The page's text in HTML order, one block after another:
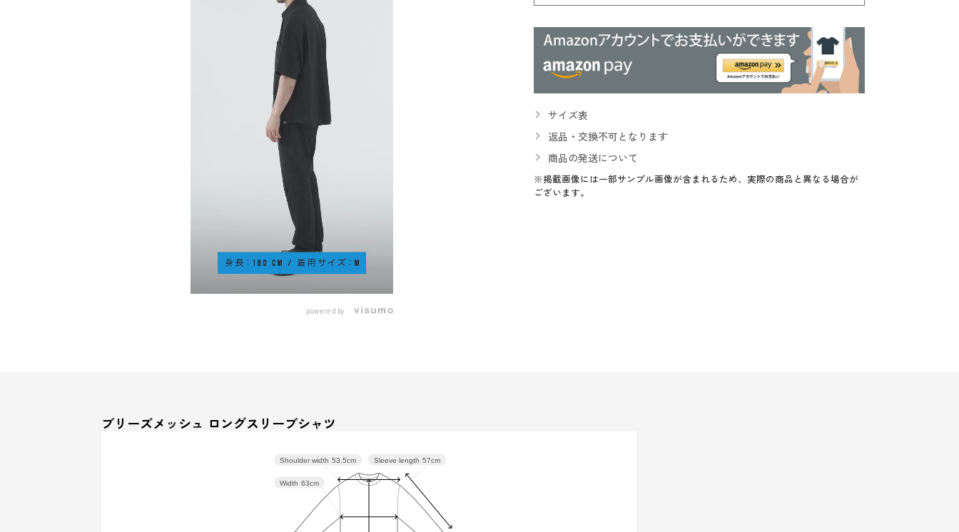
powered by
サイズ表
返品・交換不可となります
商品の発送について
※掲載画像には一部サンプル画像が含まれるため、実際の商品と異なる場合が
ございます。
ブリーズメッシュ ロングスリーブシャツ
Sleeve length 57cm
Width 63cm
Shoulder width 53.5cm